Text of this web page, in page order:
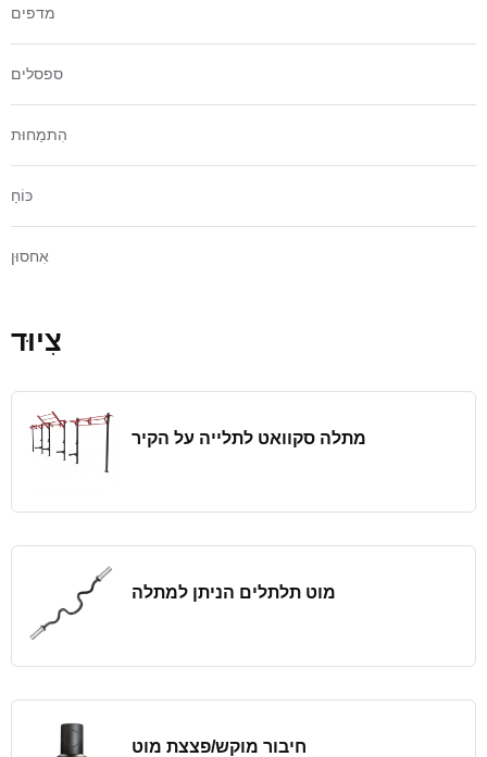
מדפים
ספסלים
הִתמַחוּת
כּוֹחַ
אִחסוּן
צִיוּד
מתלה סקוואט לתלייה על הקיר
מוט תלתלים הניתן למתלה
חיבור מוקש/פצצת מוט